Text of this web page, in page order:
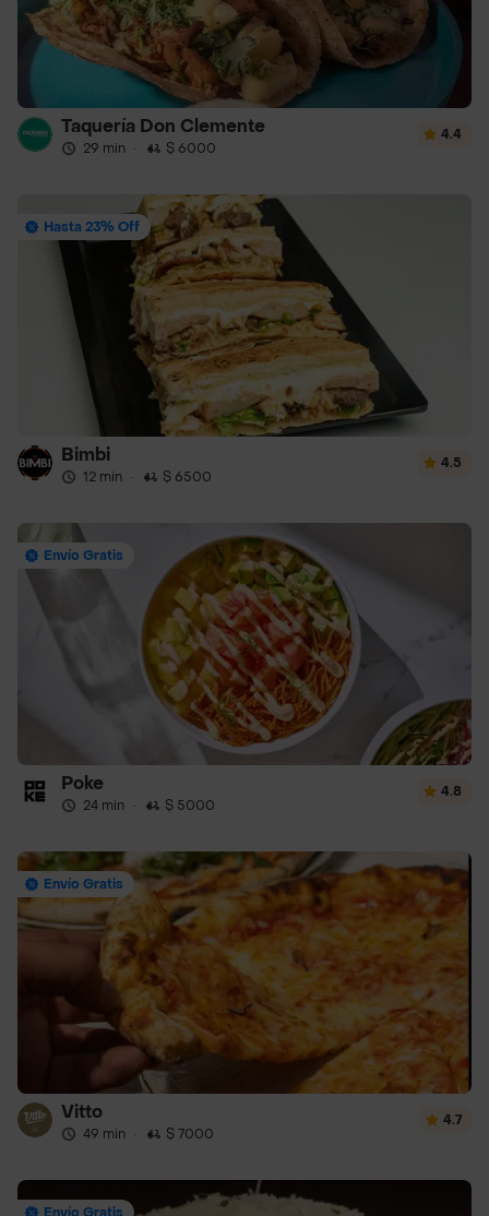
Taquería Don Clemente
29 min · $ 6000
4.4
Hasta 23% Off
Bimbi
12 min · $ 6500
4.5
Envío Gratis
Poke
24 min · $ 5000
4.8
Envío Gratis
Vitto
49 min · $ 7000
4.7